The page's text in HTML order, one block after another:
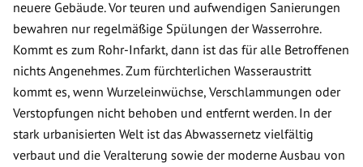
neuere Gebäude. Vor teuren und aufwendigen Sanierungen
bewahren nur regelmäßige Spülungen der Wasserrohre.
Kommt es zum Rohr-Infarkt, dann ist das für alle Betroffenen
nichts Angenehmes. Zum fürchterlichen Wasseraustritt
kommt es, wenn Wurzeleinwüchse, Verschlammungen oder
Verstopfungen nicht behoben und entfernt werden. In der
stark urbanisierten Welt ist das Abwassernetz vielfältig
verbaut und die Veralterung sowie der moderne Ausbau von